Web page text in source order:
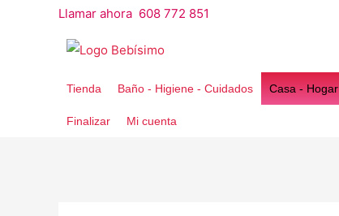
Llamar ahora 608 772 851
Tienda Baño - Higiene - Cuidados Casa - Hogar
Finalizar Mi cuenta